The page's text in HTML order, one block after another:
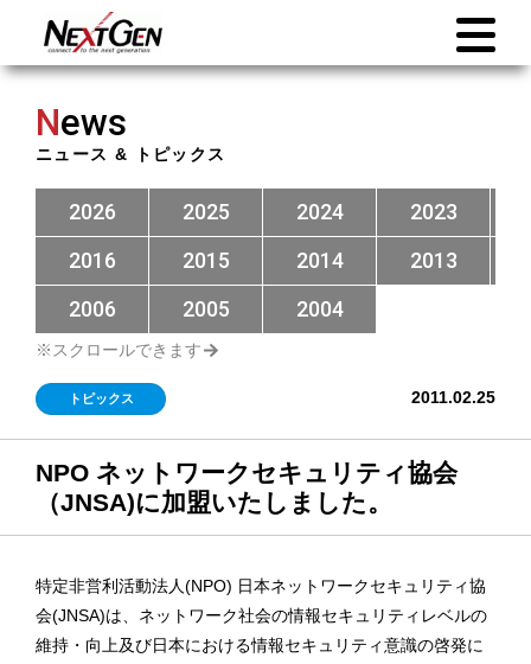
News
ニュース & トピックス
2026 2025 2024 2023
2016
2015 2014 2013
2006
2005 2004
トピックス 2011.02.25
NPO ネットワークセキュリティ協会
（JNSA)に加盟いたしました。
特定非営利活動法人(NPO) 日本ネットワークセキュリティ協
会(JNSA)は、ネットワーク社会の情報セキュリティレベルの
維持・向上及び日本における情報セキュリティ意識の啓発に